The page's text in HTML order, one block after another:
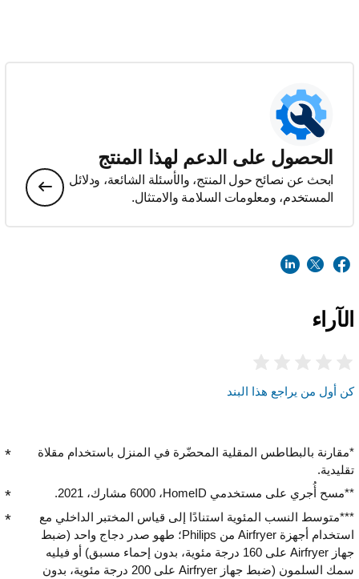
الحصول على الدعم لهذا المنتج
ابحث عن نصائح حول المنتج، والأسئلة الشائعة، ودلائل
المستخدم، ومعلومات السلامة والامتثال.
الآراء
كن أول من يراجع هذا البند
*مقارنة بالبطاطس المقلية المحضّرة في المنزل باستخدام مقلاة
تقليدية.
**مسح أُجري على مستخدمي HomeID، ‏6000 مشارك، 2021.
***متوسط النسب المئوية استنادًا إلى قياس المختبر الداخلي مع
استخدام أجهزة Airfryer من Philips؛ طهو صدر دجاج واحد (ضبط
جهاز Airfryer على 160 درجة مئوية، بدون إحماء مسبق) أو فيليه
سمك السلمون (ضبط جهاز Airfryer على 200 درجة مئوية، بدون